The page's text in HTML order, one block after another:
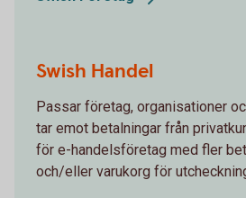
Swish Handel
Passar företag, organisationer
tar emot betalningar från
för e-handelsföretag med fler
och/eller varukorg för